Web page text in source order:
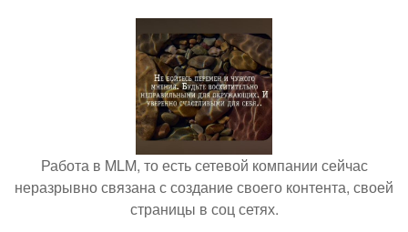
Работа в MLM, то есть сетевой компании сейчас
неразрывно связана с создание своего контента, своей
страницы в соц сетях.